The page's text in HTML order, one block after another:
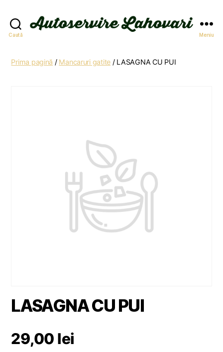
Caută Meniu
Prima pagină / Mancaruri gatite / LASAGNA CU PUI
LASAGNA CU PUI
29,00 lei